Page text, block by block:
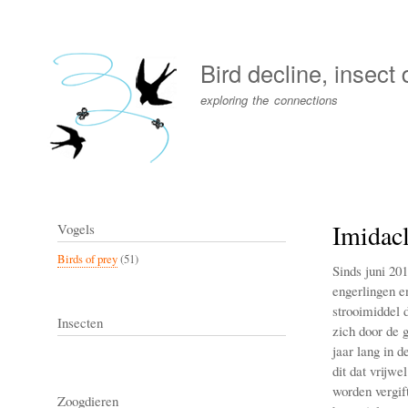
menu
Bird decline, insect
exploring the connections
Sinds juni
engerlingen
strooimiddel
zich door de
jaar lang in
dit dat
worden
Vogels
Birds of prey(51)
Insecten
Zoogdieren